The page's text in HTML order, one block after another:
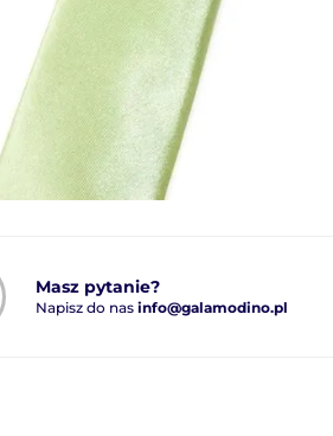
Masz pytanie?
Napisz do nas info@galamodino.pl